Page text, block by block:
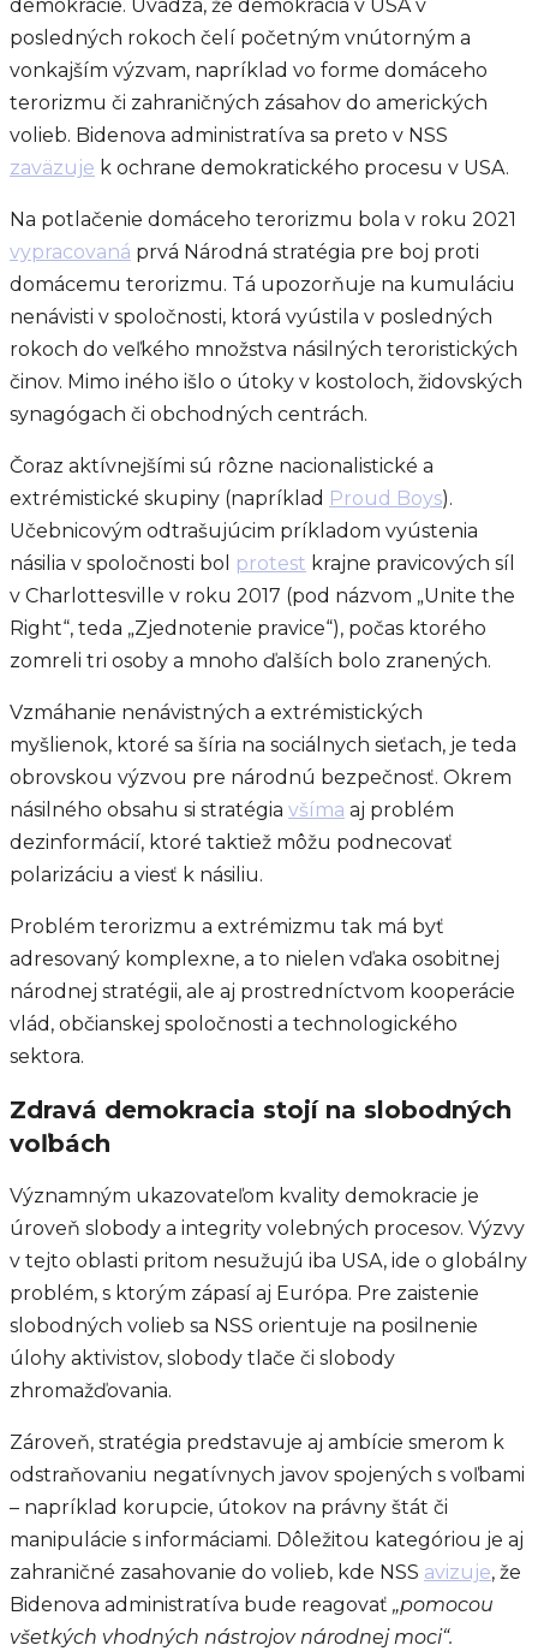
demokracie. Uvádza, že demokracia v USA v
posledných rokoch čelí početným vnútorným a
vonkajším výzvam, napríklad vo forme domáceho
terorizmu či zahraničných zásahov do amerických
volieb. Bidenova administratíva sa preto v NSS
zaväzuje k ochrane demokratického procesu v USA.
Na potlačenie domáceho terorizmu bola v roku 2021
vypracovaná prvá Národná stratégia pre boj proti
domácemu terorizmu. Tá upozorňuje na kumuláciu
nenávisti v spoločnosti, ktorá vyústila v posledných
rokoch do veľkého množstva násilných teroristických
činov. Mimo iného išlo o útoky v kostoloch, židovských
synagógach či obchodných centrách.
Čoraz aktívnejšími sú rôzne nacionalistické a
extrémistické skupiny (napríklad Proud Boys).
Učebnicovým odtrašujúcim príkladom vyústenia
násilia v spoločnosti bol protest krajne pravicových síl
v Charlottesville v roku 2017 (pod názvom „Unite the
Right“, teda „Zjednotenie pravice“), počas ktorého
zomreli tri osoby a mnoho ďalších bolo zranených.
Vzmáhanie nenávistných a extrémistických
myšlienok, ktoré sa šíria na sociálnych sieťach, je teda
obrovskou výzvou pre národnú bezpečnosť. Okrem
násilného obsahu si stratégia všíma aj problém
dezinformácií, ktoré taktiež môžu podnecovať
polarizáciu a viesť k násiliu.
Problém terorizmu a extrémizmu tak má byť
adresovaný komplexne, a to nielen vďaka osobitnej
národnej stratégii, ale aj prostredníctvom kooperácie
vlád, občianskej spoločnosti a technologického
sektora.
Zdravá demokracia stojí na slobodných
voľbách
Významným ukazovateľom kvality demokracie je
úroveň slobody a integrity volebných procesov. Výzvy
v tejto oblasti pritom nesužujú iba USA, ide o globálny
problém, s ktorým zápasí aj Európa. Pre zaistenie
slobodných volieb sa NSS orientuje na posilnenie
úlohy aktivistov, slobody tlače či slobody
zhromažďovania.
Zároveň, stratégia predstavuje aj ambície smerom k
odstraňovaniu negatívnych javov spojených s voľbami
– napríklad korupcie, útokov na právny štát či
manipulácie s informáciami. Dôležitou kategóriou je aj
zahraničné zasahovanie do volieb, kde NSS avizuje, že
Bidenova administratíva bude reagovať „pomocou
všetkých vhodných nástrojov národnej moci“.